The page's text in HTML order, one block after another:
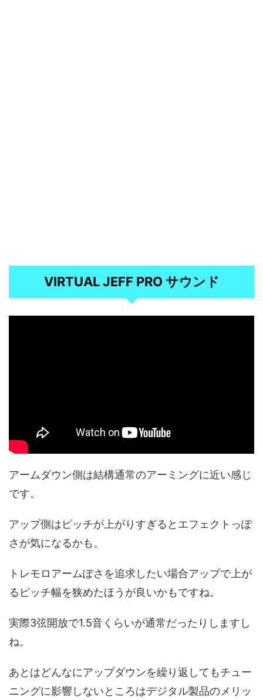
VIRTUAL JEFF PRO サウンド
アームダウン側は結構通常のアーミングに近い感じ
です。
アップ側はピッチが上がりすぎるとエフェクトっぽ
さが気になるかも。
トレモロアームぽさを追求したい場合アップで上が
るピッチ幅を狭めたほうが良いかもですね。
実際3弦開放で1.5音くらいが通常だったりしますし
ね。
あとはどんなにアップダウンを繰り返してもチュー
ニングに影響しないところはデジタル製品のメリッ